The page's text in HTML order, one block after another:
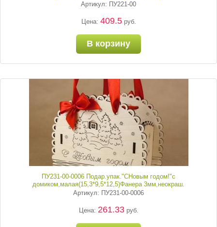
Артикул: ПУ221-00
Цена: 409.5руб.
В корзину
ПУ231-00-0006 Подар.упак."СНовым годом!"с
домиком,малая(15,3*9,5*12,5)Фанера 3мм,неокраш.
Артикул: ПУ231-00-0006
Цена: 261.33руб.